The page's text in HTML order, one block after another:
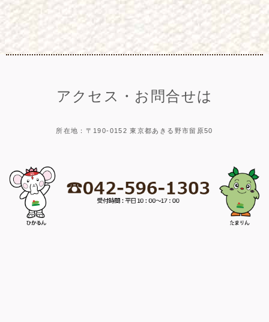
アクセス・お問合せは
所在地：〒190-0152 東京都あきる野市留原50